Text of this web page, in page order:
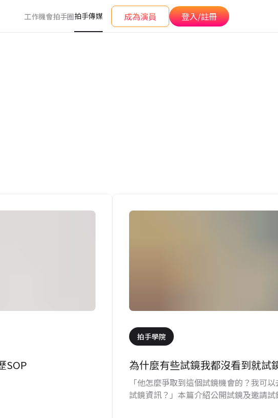
工作機會拍手圈拍手傳媒 成為演員 登入/註冊
SOP
拍手學院
為什麼有些試鏡我都沒看到就試
「他怎麼爭取到這個試鏡機會的？我可
試鏡資訊？」本篇介紹公開試鏡及邀請